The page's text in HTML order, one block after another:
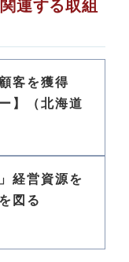
連する取組
客を獲得
】（北海道
経営資源を
図る